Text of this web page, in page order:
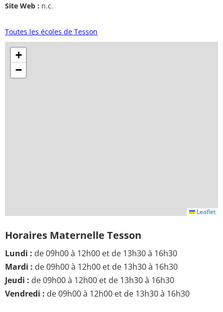
Site Web : n.c.
Toutes les écoles de Tesson
+
−
Leaflet
Horaires Maternelle Tesson
Lundi : de 09h00 à 12h00 et de 13h30 à 16h30
Mardi : de 09h00 à 12h00 et de 13h30 à 16h30
Jeudi : de 09h00 à 12h00 et de 13h30 à 16h30
Vendredi : de 09h00 à 12h00 et de 13h30 à 16h30